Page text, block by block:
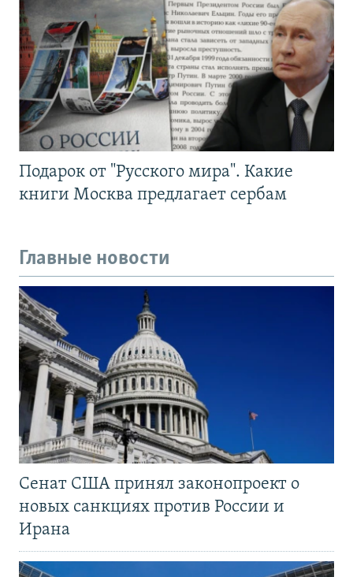
Подарок от "Русского мира". Какие
книги Москва предлагает сербам
Главные новости
Сенат США принял законопроект о
новых санкциях против России и
Ирана